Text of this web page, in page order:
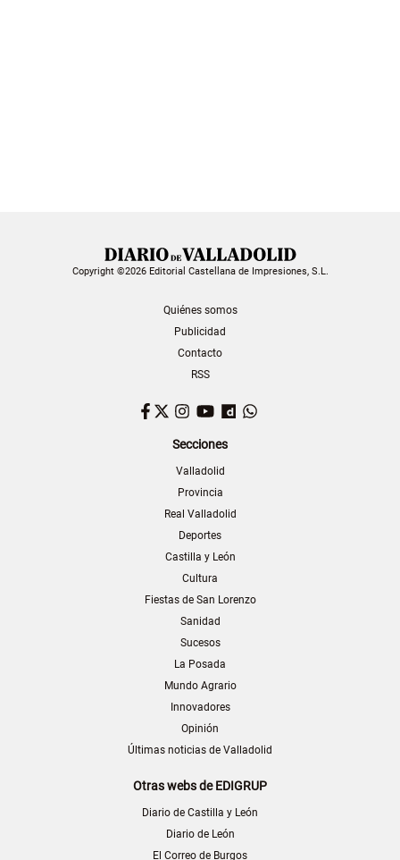
Copyright ©2026 Editorial Castellana de Impresiones, S.L.
Quiénes somos
Publicidad
Contacto
RSS
Facebook
TwitterInstagram
YouTubeDailymotion
Secciones
Valladolid
Provincia
Real Valladolid
Deportes
Castilla y León
Cultura
Fiestas de San Lorenzo
Sanidad
Sucesos
La Posada
Mundo Agrario
Innovadores
Opinión
Últimas noticias de Valladolid
Otras webs de EDIGRUP
Diario de Castilla y León
Diario de León
El Correo de Burgos